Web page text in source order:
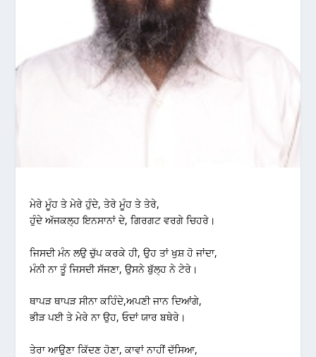
ਮੇਰੇ ਮੂੰਹ ਤੇ ਮੇਰੇ ਹੁੰਦੇ, ਤੇਰੇ ਮੂੰਹ ਤੇ ਤੇਰੇ,
ਹੁੰਦੇ ਅੱਜਕਲ੍ਹ ਇਨਸਾਨਾਂ ਦੇ, ਗਿਰਗਟ ਵਰਗੇ ਚਿਹਰੇ।
ਜਿਸਦੀ ਮੰਨ ਲਉ ਚੁੱਪ ਕਰਕੇ ਹੀ, ਉਹ ਤਾਂ ਖੁਸ਼ ਹੋ ਜਾਂਦਾ,
ਮੰਨੀ ਨਾ ਤੂੰ ਜਿਸਦੀ ਸੱਜਣਾ, ਉਸਨੇ ਬੁੱਲ੍ਹ ਨੇ ਟੇਰੇ।
ਥਾਪੜ ਥਾਪੜ ਸੀਨਾ ਕਹਿੰਦੇ,ਅਪਣੀ ਜਾਨ ਦਿਆਂਗੇ,
ਭੀੜ ਪਈ ਤੇ ਮੇਰੇ ਨਾ ਉਹ, ਓਦਾਂ ਯਾਰ ਬਥੇਰੇ।
ਤੇਰਾ ਆਉਣਾ ਕਿੱਦਣ ਹੋਣਾ, ਕਾਵਾਂ ਨਾਹੀਂ ਦੱਸਿਆ,